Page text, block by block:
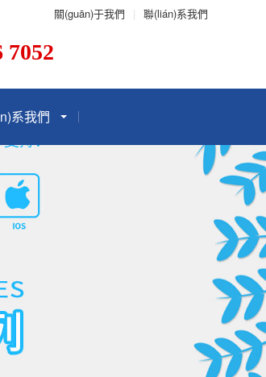
關(guān)于我們 | 聯(lián)系我們
系我們